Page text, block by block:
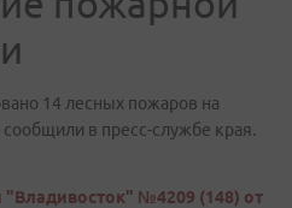
14 лесных пожаров на
в пресс-службе края.
"Владивосток" №4209 (148) от